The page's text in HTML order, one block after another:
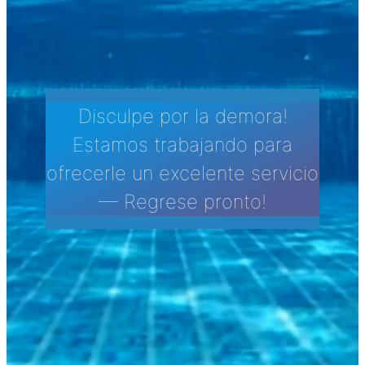
Disculpe por la demora!
Estamos trabajando para
ofrecerle un excelente servicio
— Regrese pronto!